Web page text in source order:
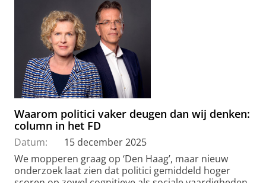
Waarom politici vaker deugen dan wij denken:
column in het FD
Datum:
15 december 2025
We mopperen graag op ‘Den Haag’, maar nieuw
onderzoek laat zien dat politici gemiddeld hoger